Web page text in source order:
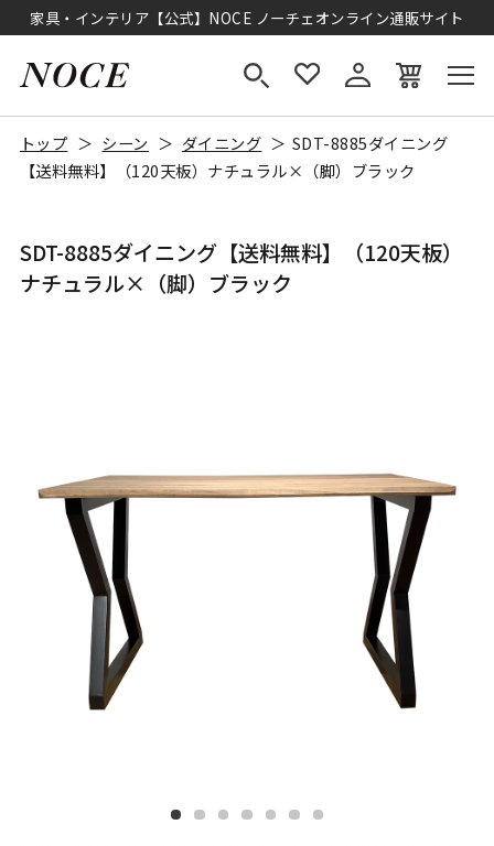
家具・インテリア【公式】NOCE ノーチェオンライン通販サイト
トップ シーン ダイニング
SDT-8885ダイニング
【送料無料】（120天板）ナチュラル×（脚）ブラック
SDT-8885ダイニング【送料無料】（120天板）
ナチュラル×（脚）ブラック